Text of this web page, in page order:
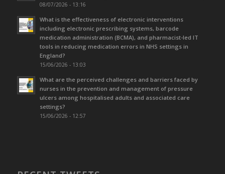
08/07/2026 - 13:16
What is the effectiveness of electronic interventions
including electronic prescribing systems, barcode
medication administration (BCMA), and pharmacist-led IT
tools in reducing medication errors in NHS settings in
England?
15/06/2026 - 13:03
What are the perceived challenges and barriers faced by
nurses in the prevention and management of pressure
ulcers among hospitalised adults and associated care
settings?
15/06/2026 - 12:57